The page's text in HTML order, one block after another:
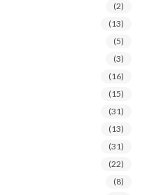
(2)
(13)
(5)
(3)
(16)
(15)
(31)
(13)
(31)
(22)
(8)